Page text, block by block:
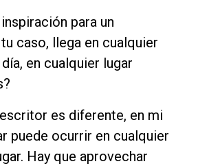
para un
caso, llega en cualquier
en cualquier lugar
es diferente, en mi
puede ocurrir en cualquier
Hay que aprovechar